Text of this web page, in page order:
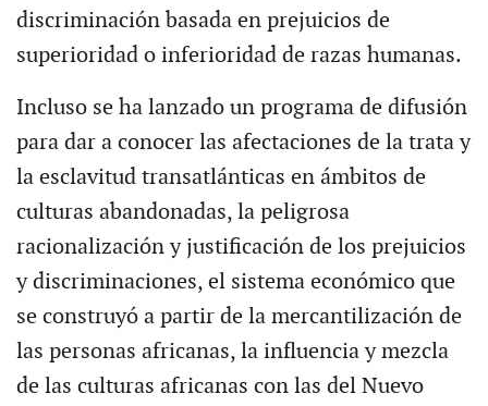
discriminación basada en prejuicios de
superioridad o inferioridad de razas humanas.
Incluso se ha lanzado un programa de difusión
para dar a conocer las afectaciones de la trata y
la esclavitud transatlánticas en ámbitos de
culturas abandonadas, la peligrosa
racionalización y justificación de los prejuicios
y discriminaciones, el sistema económico que
se construyó a partir de la mercantilización de
las personas africanas, la influencia y mezcla
de las culturas africanas con las del Nuevo